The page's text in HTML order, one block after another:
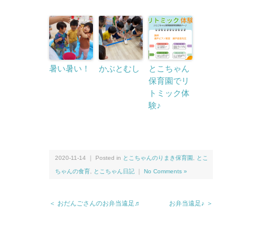
暑い暑い！ かぶとむし
とこちゃん
保育園でリ
トミック体
験♪
2020-11-14 ｜ Posted in とこちゃんのりまき保育園 とこ
ちゃんの食育 とこちゃん日記 No Comments »
＜ おだんごさんのお弁当遠足♬ お弁当遠足♪ ＞